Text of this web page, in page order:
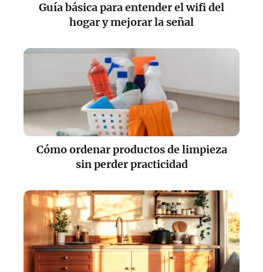
Guía básica para entender el wifi del
hogar y mejorar la señal
Cómo ordenar productos de limpieza
sin perder practicidad